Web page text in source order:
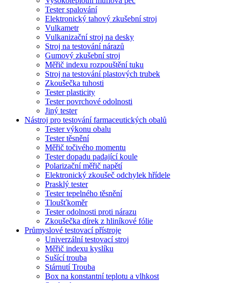
Tester spalování
Elektronický tahový zkušební stroj
Vulkametr
Vulkanizační stroj na desky
Stroj na testování nárazů
Gumový zkušební stroj
Měřič indexu rozpouštění tuku
Stroj na testování plastových trubek
Zkoušečka tuhosti
Tester plasticity
Tester povrchové odolnosti
Jiný tester
Nástroj pro testování farmaceutických obalů
Tester výkonu obalu
Tester těsnění
Měřič točivého momentu
Tester dopadu padající koule
Polarizační měřič napětí
Elektronický zkoušeč odchylek hřídele
Prasklý tester
Tester tepelného těsnění
Tloušťkoměr
Tester odolnosti proti nárazu
Zkoušečka dírek z hliníkové fólie
Průmyslové testovací přístroje
Univerzální testovací stroj
Měřič indexu kyslíku
Sušící trouba
Stárnutí Trouba
Box na konstantní teplotu a vlhkost